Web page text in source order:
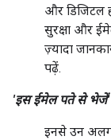
और डिजिटल
सुरक्षा और
ज़्यादा
पढ़ें.
'इस ईमेल पते से भेजें'
इनसे उन